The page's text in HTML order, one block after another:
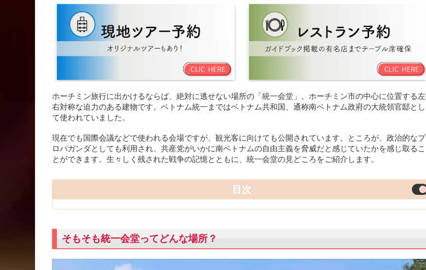
ホーチミン旅行に出かけるならば、絶対に逃せない場所の「統一会堂」。ホーチミン市の中心に位置する左
右対称な迫力のある建物です。ベトナム統一まではベトナム共和国、通称南ベトナム政府の大統領官邸とし
て使われていました。
現在でも国際会議などで使われる会場ですが、観光客に向けても公開されています。ところが、政治的なプ
ロパガンダとしても利用され、共産党がいかに南ベトナムの自由主義を脅威だと感じていたかを感じ取るこ
とができます。生々しく残された戦争の記憶とともに、統一会堂の見どころをご紹介します。
目次
そもそも統一会堂ってどんな場所？